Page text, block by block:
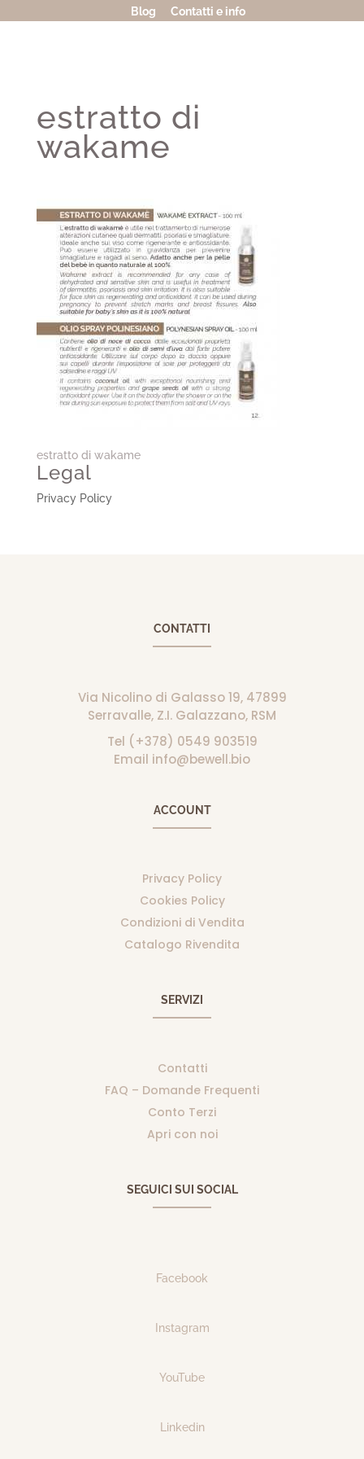
Blog Contatti e info
estratto di
wakame
estratto di wakame
Legal
Privacy Policy
CONTATTI
Via Nicolino di Galasso 19, 47899
Serravalle, Z.I. Galazzano, RSM
Tel (+378) 0549 903519
Email info@bewell.bio
ACCOUNT
Privacy Policy
Cookies Policy
Condizioni di Vendita
Catalogo Rivendita
SERVIZI
Contatti
FAQ – Domande Frequenti
Conto Terzi
Apri con noi
SEGUICI SUI SOCIAL
Facebook
Instagram
YouTube
Linkedin